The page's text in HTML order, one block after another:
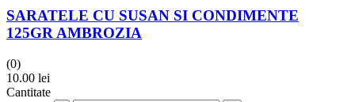
SARATELE CU SUSAN SI CONDIMENTE
125GR AMBROZIA
(0)
10.00 lei
Cantitate